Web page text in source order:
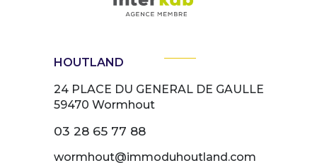
HOUTLAND
24 PLACE DU GENERAL DE GAULLE
59470 Wormhout
03 28 65 77 88
wormhout@immoduhoutland.com